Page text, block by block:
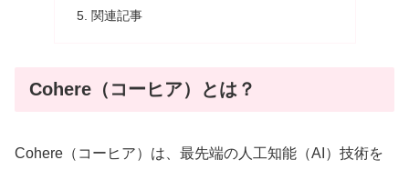
関連記事
Cohere（コーヒア）とは？
Cohere（コーヒア）は、最先端の人工知能（AI）技術を